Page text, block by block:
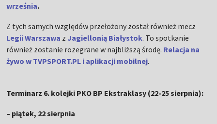
września.
Z tych samych względów przełożony został również mecz
Legii Warszawa z Jagiellonią Białystok. To spotkanie
również zostanie rozegrane w najbliższą środę. Relacja na
żywo w TVPSPORT.PL i aplikacji mobilnej.
Terminarz 6. kolejki PKO BP Ekstraklasy (22-25 sierpnia):
– piątek, 22 sierpnia